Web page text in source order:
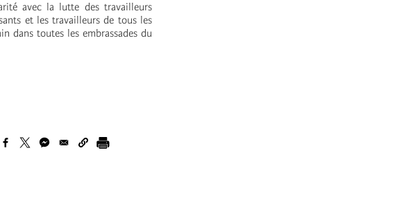
avec la lutte des travailleurs
et les travailleurs de tous les
dans toutes les embrassades du